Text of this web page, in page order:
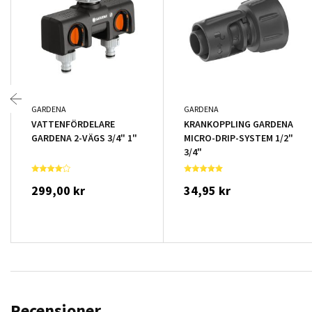
GARDENA
VATTENFÖRDELARE
GARDENA 2-VÄGS 3/4" 1"
299,00 kr
GARDENA
KRANKOPPLING GARDENA
MICRO-DRIP-SYSTEM 1/2"
3/4"
34,95 kr